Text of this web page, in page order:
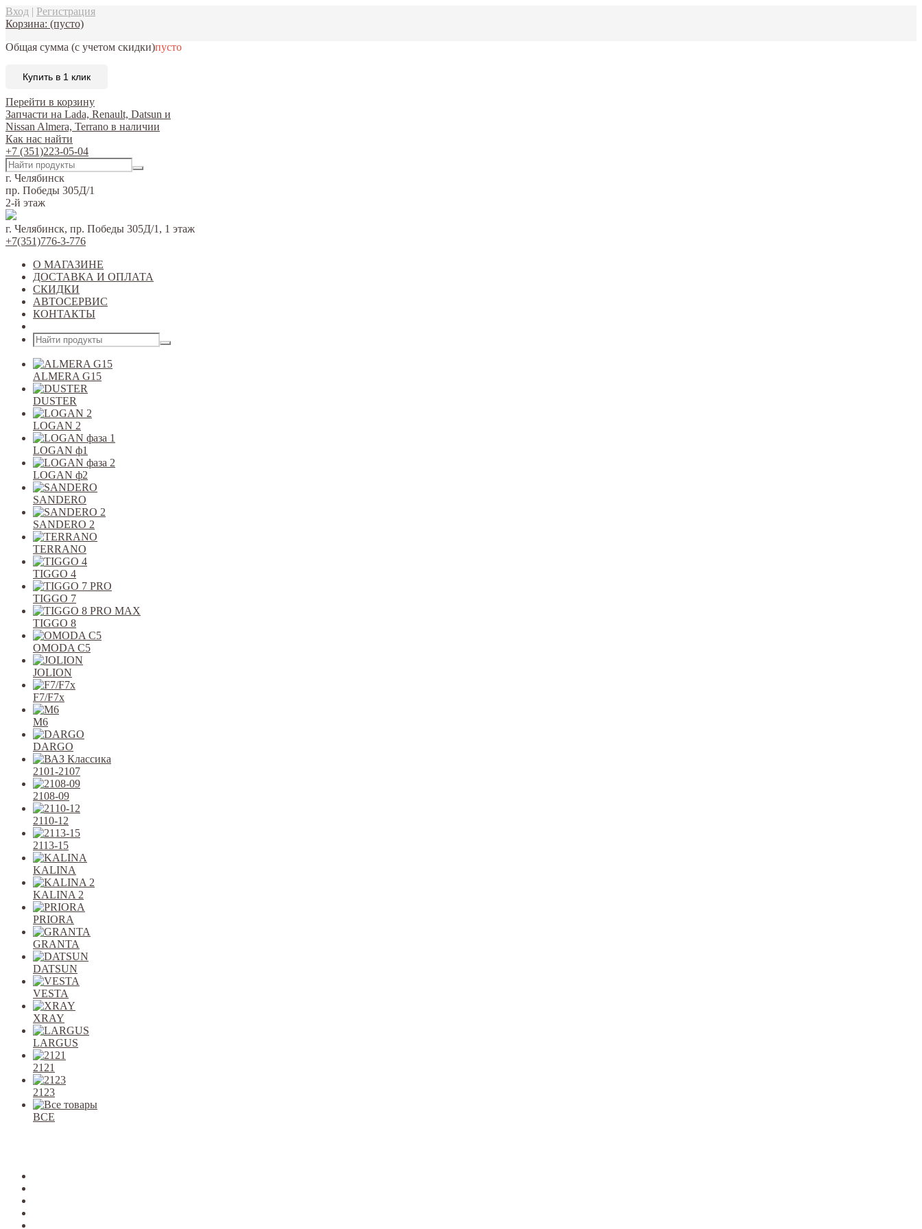
Вход | Регистрация
Корзина: (пусто)
Общая сумма (с учетом скидки)пусто
Купить в 1 клик
Перейти в корзину
Запчасти на Lada, Renault, Datsun и
Nissan Almera, Terrano в наличии
Как нас найти
+7 (351)223-05-04
г. Челябинск
пр. Победы 305Д/1
2-й этаж
г. Челябинск, пр. Победы 305Д/1, 1 этаж
+7(351)776-3-776
О МАГАЗИНЕ
ДОСТАВКА И ОПЛАТА
СКИДКИ
АВТОСЕРВИС
КОНТАКТЫ
ALMERA G15
DUSTER
LOGAN 2
LOGAN ф1
LOGAN ф2
SANDERO
SANDERO 2
TERRANO
TIGGO 4
TIGGO 7
TIGGO 8
OMODA C5
JOLION
F7/F7x
M6
DARGO
2101-2107
2108-09
2110-12
2113-15
KALINA
KALINA 2
PRIORA
GRANTA
DATSUN
VESTA
XRAY
LARGUS
2121
2123
ВСЕ